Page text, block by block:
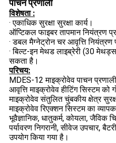
पाचन प्रणाली
विशेषता :
· एकाधिक सुरक्षा सुरक्षा कार्य।
ऑप्टिकल फाइबर तापमान नियंत्रण
· डबल मैग्नेट्रोन चर आवृत्ति नियंत्रण
· बिल्ट-इन मेथड लाइब्रेरी (30
सकता है।
परिचय:
MDES-12 माइक्रोवेव पाचन
आवृत्ति माइक्रोवेव हीटिंग सिस्टम
माइक्रोवेव संतुलित चुंबकीय क्षेत्र
माइक्रोवेव रिएक्शन सिस्टम का
भूवैज्ञानिक, धातुकर्म, कोयला, जैविक
पर्यावरण निगरानी, ​​सीवेज उपचार,
उपयोग किया गया है।